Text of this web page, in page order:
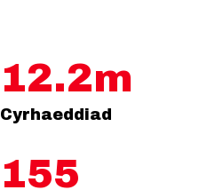
12.2m
Cyrhaeddiad
155